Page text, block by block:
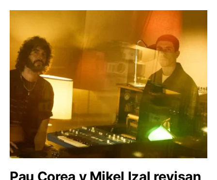
Pau Corea y Mikel Izal revisan